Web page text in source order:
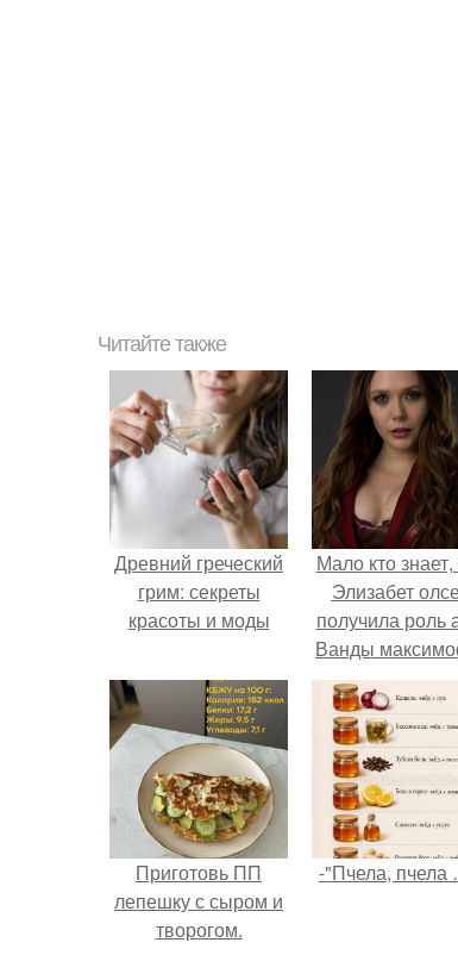
Читайте также
Древний греческий
грим: секреты
красоты и моды
Мало кто знает,
Элизабет
получила роль
Ванды
не сразу.
Приготовь ПП
лепешку с сыром и
творогом.
-"Пчела, пчела